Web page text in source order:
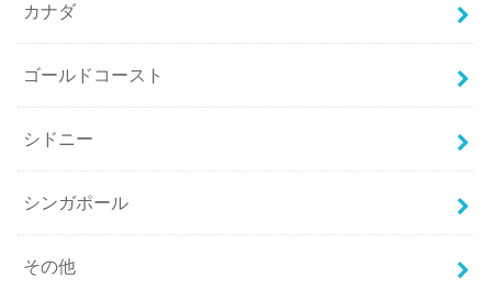
カナダ
ゴールドコースト
シドニー
シンガポール
その他